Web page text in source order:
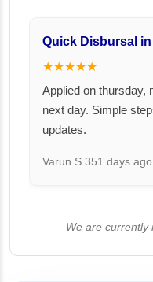
Quick Disbursal in
★★★★★
Applied on thursday,
next day. Simple
updates.
Varun S 351 days ago
We are currently